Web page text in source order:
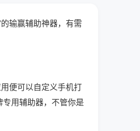
输赢辅助神器，有需
便可以自定义手机打
用辅助器，不管你是